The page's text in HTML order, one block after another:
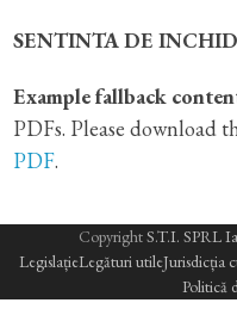
SENTINTA DE
Example fallback
PDFs. Please download
PDF.
CopyrightS.T.I. SPRL
LegislațieLegături utileJurisdicția
Politică